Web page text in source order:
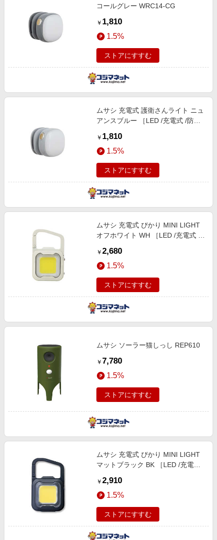
コールグレー WRC14-CG
￥ 1,810
1.5%
ストアにすすむ
ムサシ 充電式 護衛さんライト ニュ
アンスブルー ［LED /充電式 /防水
￥ 1,810
1.5%
ストアにすすむ
ムサシ 充電式 ぴかり MINI LIGHT
オフホワイト WH ［LED /充電式 /
￥ 2,680
1.5%
ストアにすすむ
ムサシ ソーラー猫しっし REP610
￥ 7,780
1.5%
ストアにすすむ
ムサシ 充電式 ぴかり MINI LIGHT
マットブラック BK ［LED /充電式 /
￥ 2,910
1.5%
ストアにすすむ